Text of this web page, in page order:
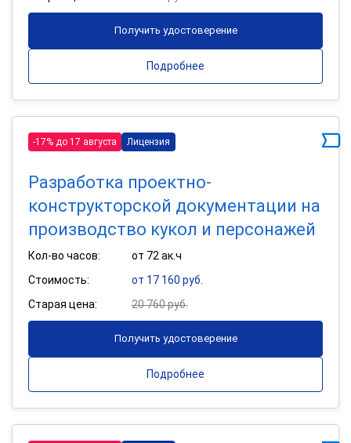
Получить удостоверение
Подробнее
-17% до 17 августа Лицензия
Разработка проектно-
конструкторской документации на
производство кукол и персонажей
Кол-во часов:
от 72 ак.ч
Стоимость:
от 17 160 руб.
Старая цена:
20 760 руб.
Получить удостоверение
Подробнее